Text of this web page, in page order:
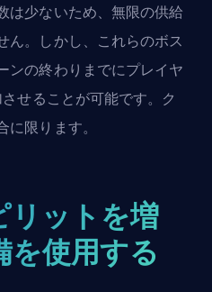
は少ないため、無限の供給
ん。しかし、これらのボス
ンの終わりまでにプレイヤ
せることが可能です。ク
限ります。
ットを増
を使用する